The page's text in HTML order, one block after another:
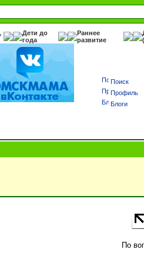
Дети до
года
Раннее
развитие
Поиск
Профиль
Блоги
По